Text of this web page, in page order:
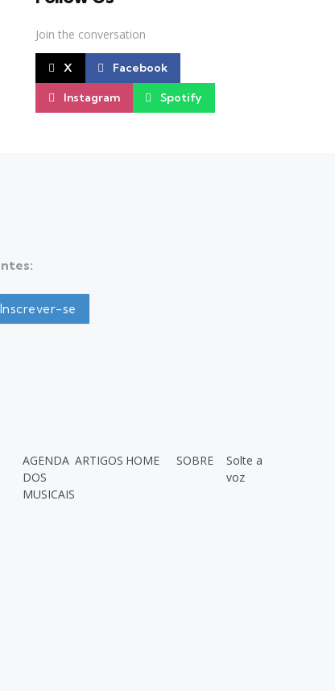
Join the conversation
X Facebook
Instagram Spotify
AGENDA
DOS
MUSICAIS
ARTIGOS HOME SOBRE
Solte a
voz